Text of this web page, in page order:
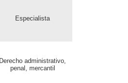
Especialista
Derecho administrativo,
penal, mercantil